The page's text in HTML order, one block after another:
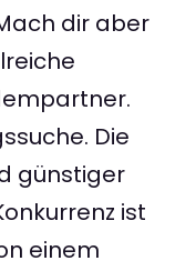
dir aber
Die
günstiger
ist
einem